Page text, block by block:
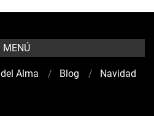
MENÚ
Alma Blog
Navidad